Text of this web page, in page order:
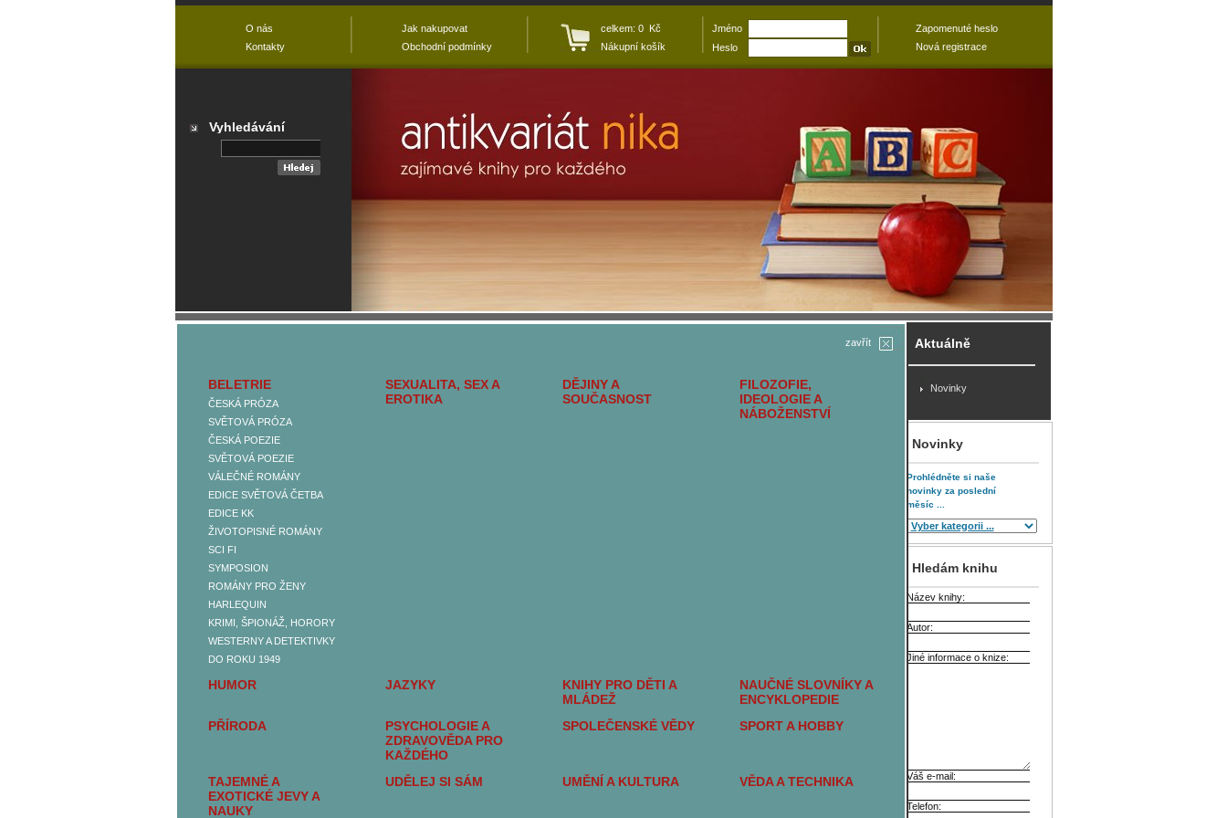
zavřít
BELETRIE
ČESKÁ PRÓZA
SVĚTOVÁ PRÓZA
ČESKÁ POEZIE
SVĚTOVÁ POEZIE
VÁLEČNÉ ROMÁNY
EDICE SVĚTOVÁ ČETBA
EDICE KK
ŽIVOTOPISNÉ ROMÁNY
SCI FI
SYMPOSION
ROMÁNY PRO ŽENY
HARLEQUIN
KRIMI, ŠPIONÁŽ, HORORY
WESTERNY A DETEKTIVKY
DO ROKU 1949
SEXUALITA, SEX A
EROTIKA
DĚJINY A
SOUČASNOST
FILOZOFIE,
IDEOLOGIE A
NÁBOŽENSTVÍ
HUMOR JAZYKY
KNIHY PRO DĚTI A
MLÁDEŽ
NAUČNÉ SLOVNÍKY A
ENCYKLOPEDIE
PŘÍRODA
PSYCHOLOGIE A
ZDRAVOVĚDA PRO
KAŽDÉHO
SPOLEČENSKÉ VĚDY SPORT A HOBBY
TAJEMNÉ A
EXOTICKÉ JEVY A
NAUKY
UDĚLEJ SI SÁM UMĚNÍ A KULTURA VĚDA A TECHNIKA
Hlavní kategorie
BELETRIE
ČESKÁ PRÓZA
SVĚTOVÁ PRÓZA
ČESKÁ POEZIE
VÁLEČNÉ ROMÁNY
EDICE KK
SCI FI
KRIMI, ŠPIONÁŽ,
WESTERNY A
SEXUALITA, SEX A
EROTIKA
Aktuálně
Novinky
Novinky
Prohlédněte si naše
novinky za poslední
měsíc ...
Hledám knihu
Název knihy:
Autor:
Jiné informace o knize:
Váš e-mail:
Telefon:
O nás
Kontakty
Jak nakupovat
Obchodní podmínky
celkem: 0 Kč
Nákupní košík
Jméno
Heslo
Zapomenuté heslo
Nová registrace
Vyhledávání